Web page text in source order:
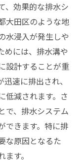
、効果的な排水シ
大田区のような地
水浸入が発生しや
めには、排水溝や
設計することが重
速に排出され、
低減されます。さ
で、排水システム
できます。特に排
な原因となるた
す。